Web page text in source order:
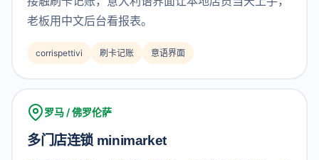
老板用中文后台看报表。
corrispettivi 刷卡记账 意语界面
罗马 / 佛罗伦萨
多门店连锁 minimarket